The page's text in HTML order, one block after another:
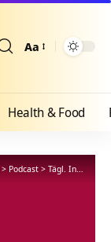
Aa
Health & Food
> Podcast > Tägl. Inspiration